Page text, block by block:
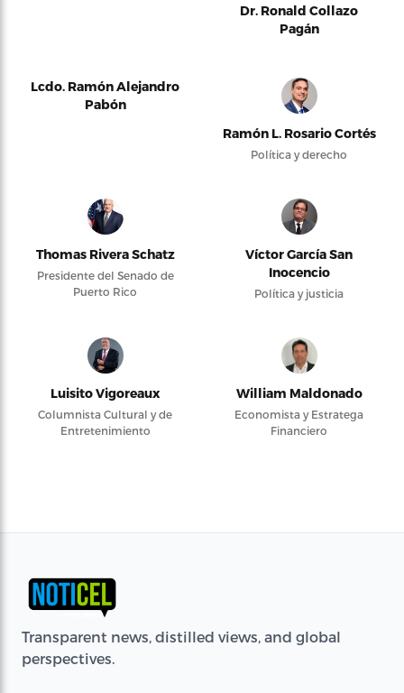
Dr. Ronald Collazo
Pagán
Lcdo. Ramón Alejandro
Pabón
Ramón L. Rosario Cortés
Política y derecho
Thomas Rivera Schatz
Presidente del Senado de
Puerto Rico
Víctor García San
Inocencio
Política y justicia
Luisito Vigoreaux
Columnista Cultural y de
Entretenimiento
William Maldonado
Economista y Estratega
Financiero
Transparent news, distilled views, and global
perspectives.